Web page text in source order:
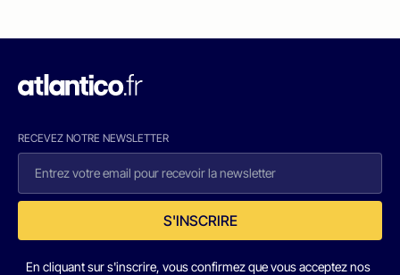
RECEVEZ NOTRE NEWSLETTER
S'INSCRIRE
En cliquant sur s'inscrire, vous confirmez que vous acceptez nos